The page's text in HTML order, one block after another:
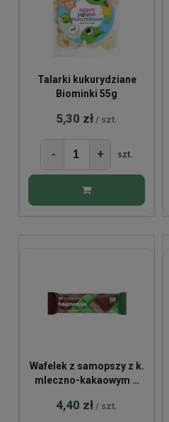
Talarki kukurydziane
Biominki 55g
5,30 zł / szt.
- + szt.
Wafelek z samopszy z k.
mleczno-kakaowym w
4,40 zł / szt.